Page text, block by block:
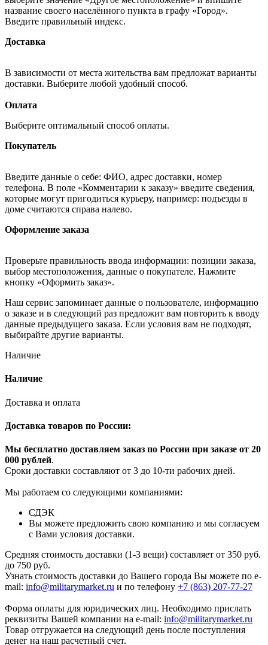
название своего населённого пункта в графу «Город».
Введите правильный индекс.
Доставка
В зависимости от места жительства вам предложат варианты
доставки. Выберите любой удобный способ.
Оплата
Выберите оптимальный способ оплаты.
Покупатель
Введите данные о себе: ФИО, адрес доставки, номер
телефона. В поле «Комментарии к заказу» введите сведения,
которые могут пригодиться курьеру, например: подъезды в
доме считаются справа налево.
Оформление заказа
Проверьте правильность ввода информации: позиции заказа,
выбор местоположения, данные о покупателе. Нажмите
кнопку «Оформить заказ».
Наш сервис запоминает данные о пользователе, информацию
о заказе и в следующий раз предложит вам повторить к вводу
данные предыдущего заказа. Если условия вам не подходят,
выбирайте другие варианты.
Наличие
Наличие
Доставка и оплата
Доставка товаров по России:
Мы бесплатно доставляем заказ по России при заказе от 20
000 рублей.
Сроки доставки составляют от 3 до 10-ти рабочих дней.
Мы работаем со следующими компаниями:
СДЭК
Вы можете предложить свою компанию и мы согласуем
с Вами условия доставки.
Средняя стоимость доставки (1-3 вещи) составляет от 350 руб.
до 750 руб.
Узнать стоимость доставки до Вашего города Вы можете по e-
mail: info@militarymarket.ru и по телефону +7 (863) 207-77-27
Форма оплаты для юридических лиц. Необходимо прислать
реквизиты Вашей компании на е-mail: info@militarymarket.ru
Товар отгружается на следующий день после поступления
денег на наш расчетный счет.